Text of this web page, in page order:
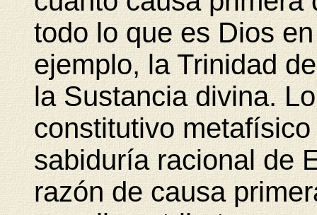
todo lo que es Dios
ejemplo, la Trinidad
la Sustancia divina.
constitutivo
sabiduría racional de
razón de causa